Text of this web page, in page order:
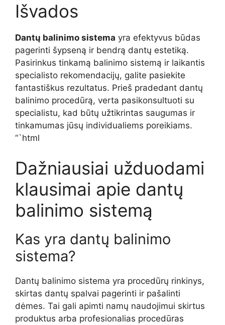
Išvados
Dantų balinimo sistema yra efektyvus būdas
pagerinti šypseną ir bendrą dantų estetiką.
Pasirinkus tinkamą balinimo sistemą ir laikantis
specialisto rekomendacijų, galite pasiekite
fantastiškus rezultatus. Prieš pradedant dantų
balinimo procedūrą, verta pasikonsultuoti su
specialistu, kad būtų užtikrintas saugumas ir
tinkamumas jūsų individualiems poreikiams.
“`html
Dažniausiai užduodami
klausimai apie dantų
balinimo sistemą
Kas yra dantų balinimo
sistema?
Dantų balinimo sistema yra procedūrų rinkinys,
skirtas dantų spalvai pagerinti ir pašalinti
dėmes. Tai gali apimti namų naudojimui skirtus
produktus arba profesionalias procedūras